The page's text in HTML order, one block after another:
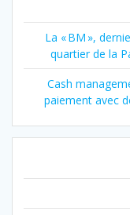
La « BM »,
quartier de la
Cash
paiement avec